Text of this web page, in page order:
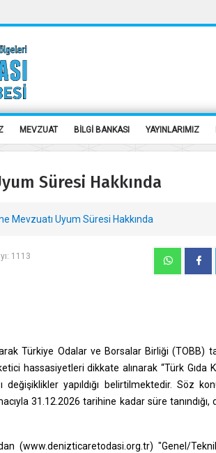
MEVZUAT BİLGİ BANKASI YAYINLARIMIZ
Süresi Hakkında
Mevzuatı Uyum Süresi Hakkında
1113
Türkiye Odalar ve Borsalar Birliği (TOBB)
hassasiyetleri dikkate alınarak “Türk Gıda
değişiklikler yapıldığı belirtilmektedir. Söz
31.12.2026 tarihine kadar süre tanındığı,
(www.denizticaretodasi.org.tr) "Genel/